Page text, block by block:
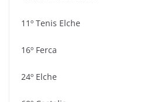
11º Tenis Elche
16º Ferca
24º Elche